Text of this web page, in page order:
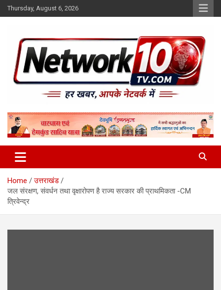
Skip
to
Thursday, August 6, 2026
Network10tv
Home
उत्तराखंड
जल संरक्षण, संवर्धन तथा वृक्षारोपण है राज्य सरकार की प्राथमिकता -CM
त्रिवेन्द्र